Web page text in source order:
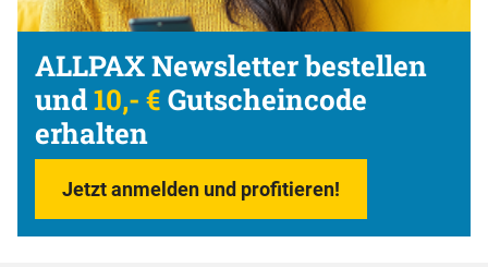
ALLPAX Newsletter bestellen
und10,- € Gutscheincode
erhalten
Jetzt anmelden und profitieren!